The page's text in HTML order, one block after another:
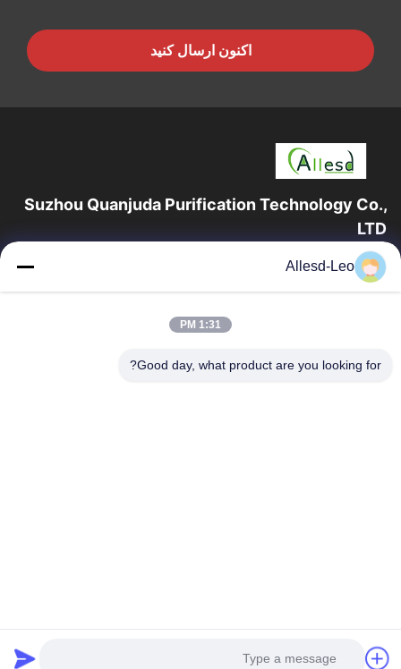
اکنون ارسال کنید
Suzhou Quanjuda Purification Technology Co.,
LTD
16 سال تجربه، به عنوان یک تولید کننده و صادر کننده پیشرو محصولات
صفحه اصلی
محصولات
Allesd-Leo
1:31 PM
Good day, what product are you looking for?